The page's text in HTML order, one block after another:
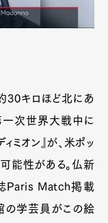
30キロほど北にあ
一次世界大戦中に
ミオン』が、米ポッ
能性がある。仏新
Paris Match掲載
の学芸員がこの絵